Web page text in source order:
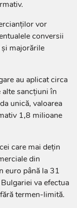
vor
conversii
majorările
au aplicat circa
sancțiuni în
unică, valoarea
1,8 milioane
care mai dețin
din
euro până la 31
va efectua
termen-limită.